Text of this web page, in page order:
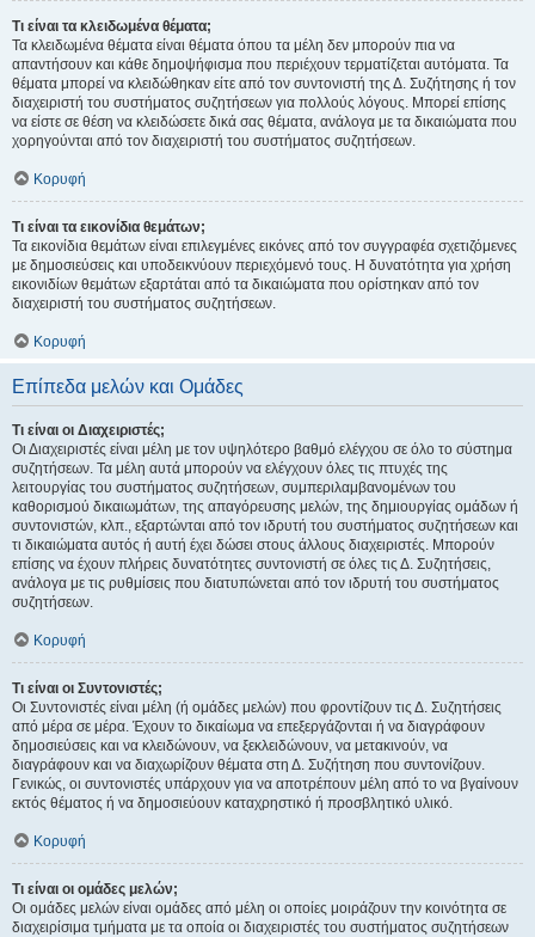
Τι είναι τα κλειδωμένα θέματα;
Τα κλειδωμένα θέματα είναι θέματα όπου τα μέλη δεν μπορούν πια να
απαντήσουν και κάθε δημοψήφισμα που περιέχουν τερματίζεται αυτόματα. Τα
θέματα μπορεί να κλειδώθηκαν είτε από τον συντονιστή της Δ. Συζήτησης ή τον
διαχειριστή του συστήματος συζητήσεων για πολλούς λόγους. Μπορεί επίσης
να είστε σε θέση να κλειδώσετε δικά σας θέματα, ανάλογα με τα δικαιώματα που
χορηγούνται από τον διαχειριστή του συστήματος συζητήσεων.
Κορυφή
Τι είναι τα εικονίδια θεμάτων;
Τα εικονίδια θεμάτων είναι επιλεγμένες εικόνες από τον συγγραφέα σχετιζόμενες
με δημοσιεύσεις και υποδεικνύουν περιεχόμενό τους. Η δυνατότητα για χρήση
εικονιδίων θεμάτων εξαρτάται από τα δικαιώματα που ορίστηκαν από τον
διαχειριστή του συστήματος συζητήσεων.
Κορυφή
Επίπεδα μελών και Ομάδες
Τι είναι οι Διαχειριστές;
Οι Διαχειριστές είναι μέλη με τον υψηλότερο βαθμό ελέγχου σε όλο το σύστημα
συζητήσεων. Τα μέλη αυτά μπορούν να ελέγχουν όλες τις πτυχές της
λειτουργίας του συστήματος συζητήσεων, συμπεριλαμβανομένων του
καθορισμού δικαιωμάτων, της απαγόρευσης μελών, της δημιουργίας ομάδων ή
συντονιστών, κλπ., εξαρτώνται από τον ιδρυτή του συστήματος συζητήσεων και
τι δικαιώματα αυτός ή αυτή έχει δώσει στους άλλους διαχειριστές. Μπορούν
επίσης να έχουν πλήρεις δυνατότητες συντονιστή σε όλες τις Δ. Συζητήσεις,
ανάλογα με τις ρυθμίσεις που διατυπώνεται από τον ιδρυτή του συστήματος
συζητήσεων.
Κορυφή
Τι είναι οι Συντονιστές;
Οι Συντονιστές είναι μέλη (ή ομάδες μελών) που φροντίζουν τις Δ. Συζητήσεις
από μέρα σε μέρα. Έχουν το δικαίωμα να επεξεργάζονται ή να διαγράφουν
δημοσιεύσεις και να κλειδώνουν, να ξεκλειδώνουν, να μετακινούν, να
διαγράφουν και να διαχωρίζουν θέματα στη Δ. Συζήτηση που συντονίζουν.
Γενικώς, οι συντονιστές υπάρχουν για να αποτρέπουν μέλη από το να βγαίνουν
εκτός θέματος ή να δημοσιεύουν καταχρηστικό ή προσβλητικό υλικό.
Κορυφή
Τι είναι οι ομάδες μελών;
Οι ομάδες μελών είναι ομάδες από μέλη οι οποίες μοιράζουν την κοινότητα σε
διαχειρίσιμα τμήματα με τα οποία οι διαχειριστές του συστήματος συζητήσεων